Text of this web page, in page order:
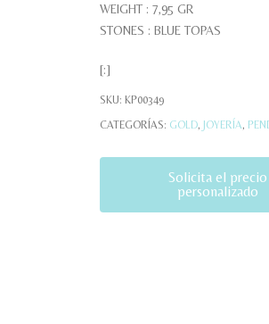
WEIGHT : 7,95 GR
STONES : BLUE TOPAS
[:]
SKU: KP00349
CATEGORÍAS: GOLD, JOYERÍA,
Solicita el precio
personalizado